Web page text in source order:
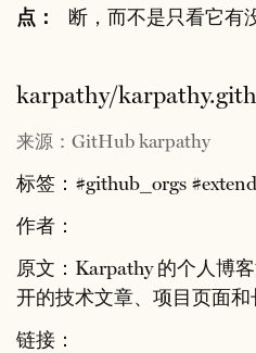
点：
断，而不是只看它有
karpathy/
来源：GitHub karpathy
标签：#github_orgs
作者：
原文：Karpathy 的个人博
开的技术文章、项目页面和
链接：